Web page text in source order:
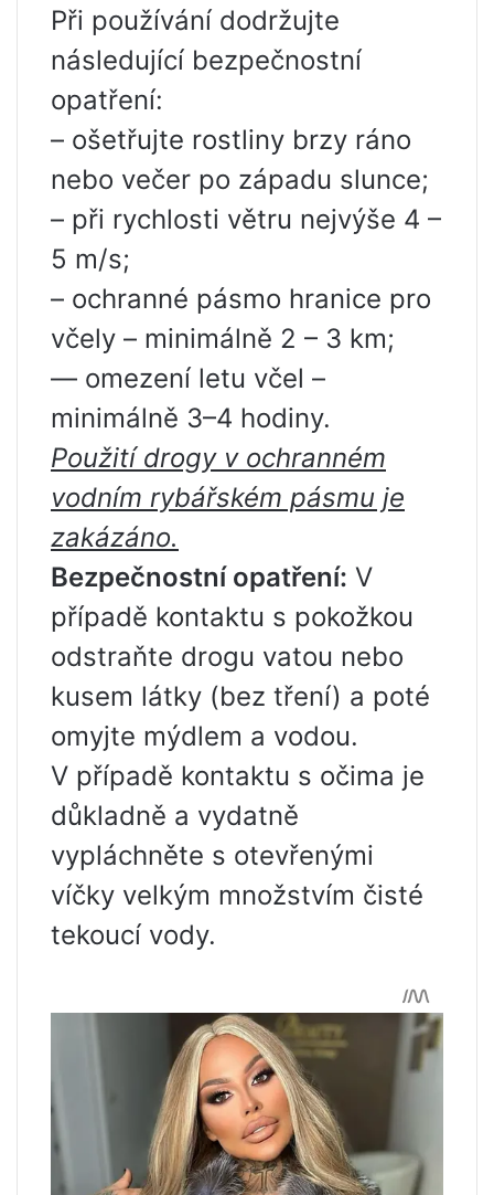
Při používání dodržujte
následující bezpečnostní
opatření:
– ošetřujte rostliny brzy ráno
nebo večer po západu slunce;
– při rychlosti větru nejvýše 4 –
5 m/s;
– ochranné pásmo hranice pro
včely – minimálně 2 – 3 km;
— omezení letu včel –
minimálně 3–4 hodiny.
Použití drogy v ochranném
vodním rybářském pásmu je
zakázáno.
Bezpečnostní opatření: V
případě kontaktu s pokožkou
odstraňte drogu vatou nebo
kusem látky (bez tření) a poté
omyjte mýdlem a vodou.
V případě kontaktu s očima je
důkladně a vydatně
vypláchněte s otevřenými
víčky velkým množstvím čisté
tekoucí vody.